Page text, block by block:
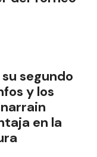
segundo
y los
en la